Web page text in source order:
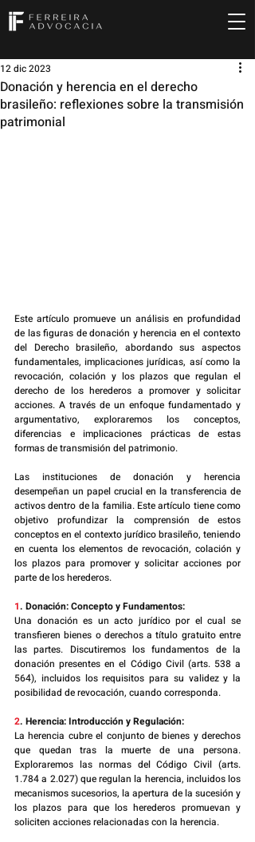
Donación y herencia en el derecho
brasileño: reflexiones sobre la transmisión
patrimonial
12 dic 2023
Este artículo promueve un análisis en profundidad
de las figuras de donación y herencia en el contexto
del Derecho brasileño, abordando sus aspectos
fundamentales, implicaciones jurídicas, así como la
revocación, colación y los plazos que regulan el
derecho de los herederos a promover y solicitar
acciones. A través de un enfoque fundamentado y
argumentativo, exploraremos los conceptos,
diferencias e implicaciones prácticas de estas
formas de transmisión del patrimonio.
Las instituciones de donación y herencia
desempeñan un papel crucial en la transferencia de
activos dentro de la familia. Este artículo tiene como
objetivo profundizar la comprensión de estos
conceptos en el contexto jurídico brasileño, teniendo
en cuenta los elementos de revocación, colación y
los plazos para promover y solicitar acciones por
parte de los herederos.
1. Donación: Concepto y Fundamentos:
Una donación es un acto jurídico por el cual se
transfieren bienes o derechos a título gratuito entre
las partes. Discutiremos los fundamentos de la
donación presentes en el Código Civil (arts. 538 a
564), incluidos los requisitos para su validez y la
posibilidad de revocación, cuando corresponda.
2. Herencia: Introducción y Regulación:
La herencia cubre el conjunto de bienes y derechos
que quedan tras la muerte de una persona.
Exploraremos las normas del Código Civil (arts.
1.784 a 2.027) que regulan la herencia, incluidos los
mecanismos sucesorios, la apertura de la sucesión y
los plazos para que los herederos promuevan y
soliciten acciones relacionadas con la herencia.